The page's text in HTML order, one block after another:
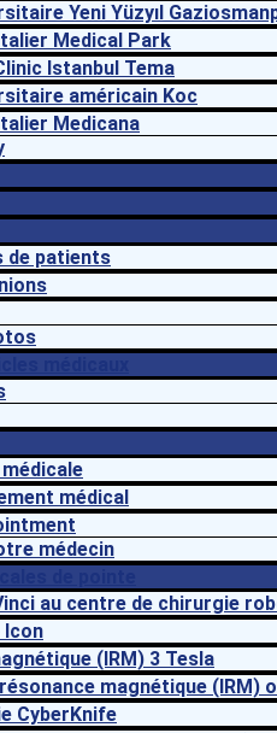
Yeni Yüzyıl
Medical Park
Istanbul Tema
américain Koc
Medicana
de patients
médical
médecin
au centre de chirurgie
Icon
(IRM) 3 Tesla
magnétique (IRM)
CyberKnife